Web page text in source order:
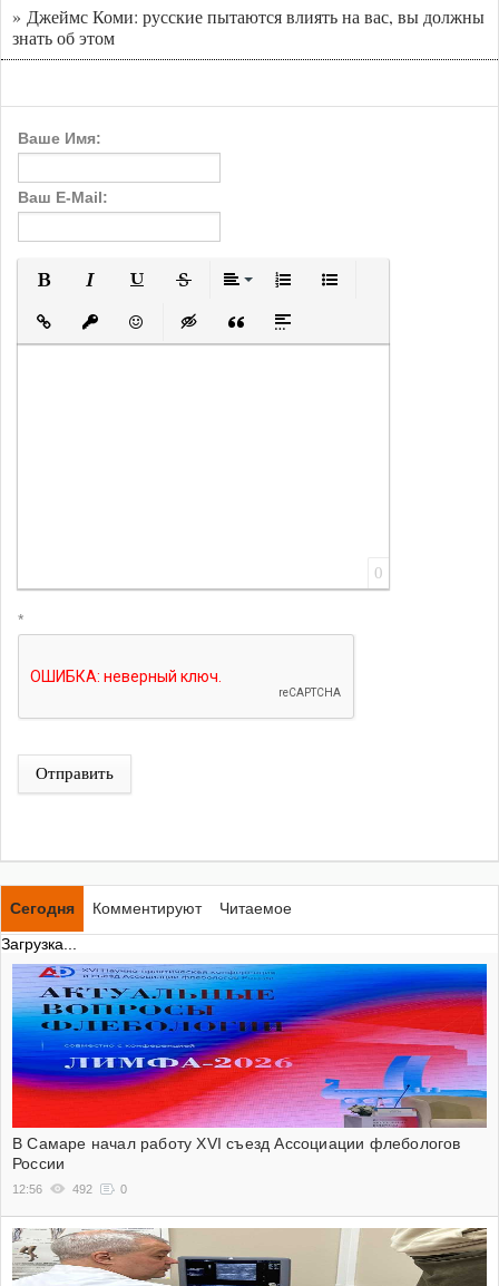
» Джеймс Коми: русские пытаются влиять на вас, вы должны
знать об этом
Ваше Имя:
Ваш E-Mail:
Подчеркнутый
Вставить ссылку
Вставить защищенную ссылку
Вставить смайлик
Вставка скрытого текста
Вставка цитаты
Вставка спойлера
0
*
Отправить
Сегодня Комментируют
Читаемое
Загрузка...
В Самаре начал работу XVI съезд Ассоциации флебологов
России
12:56 492 0